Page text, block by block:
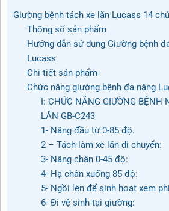
Giường bệnh tách xe lăn Lucass 14
Thông số sản phẩm
Hướng dẫn sử dụng Giường bệnh
Lucass
Chi tiết sản phẩm
Chức năng giường bệnh đa năng
I: CHỨC NĂNG GIƯỜNG BỆNH
LĂN GB-C243
1- Nâng đầu từ 0-85 độ.
2 – Tách làm xe lăn di chuyển:
3- Nâng chân 0-45 độ:
4- Hạ chân xuống 85 độ:
5- Ngồi lên để sinh hoạt xem
6- Đi vệ sinh tại giường: